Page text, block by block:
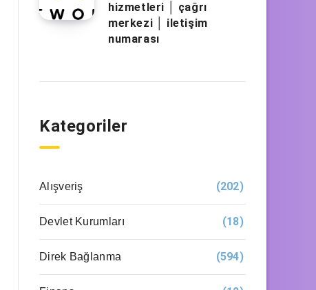
hizmetleri │ çağrı
merkezi │ iletişim
numarası
Kategoriler
Alışveriş (202)
Devlet Kurumları (18)
Direk Bağlanma (594)